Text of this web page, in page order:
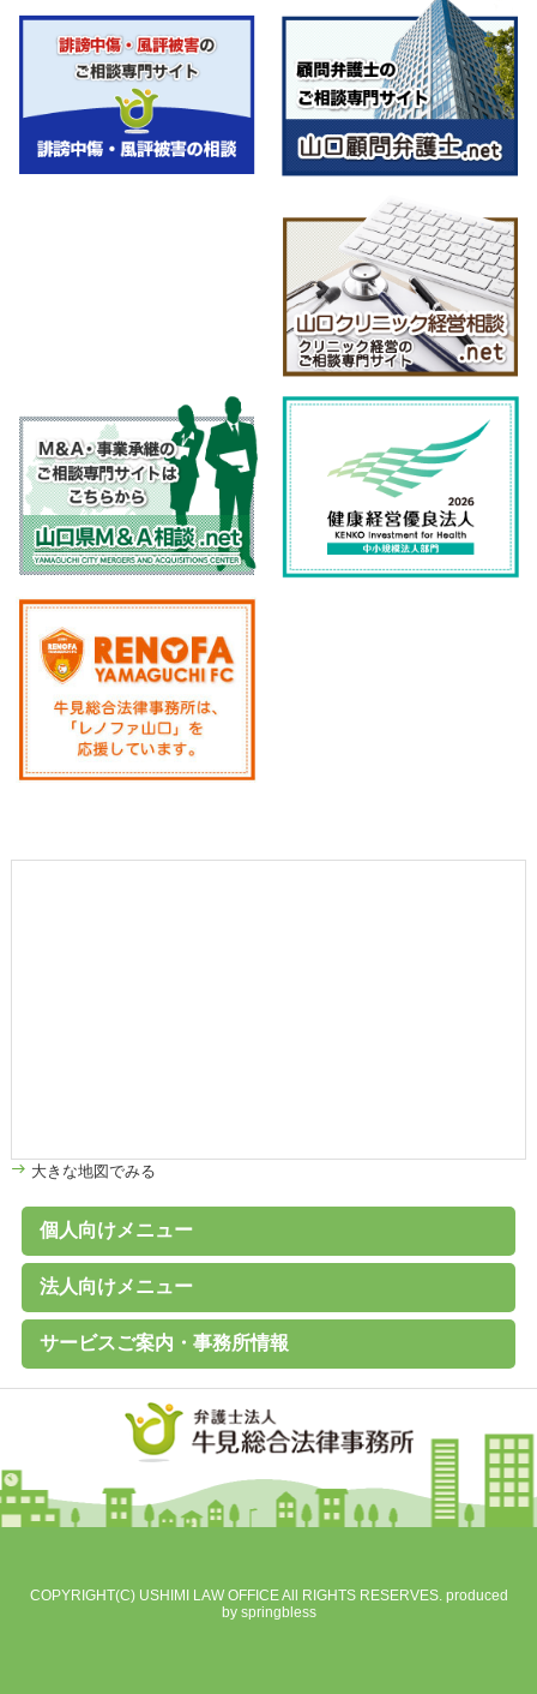
大きな地図でみる
個人向けメニュー
個人のお客様へ
家計診断・ライフプランアドバイス
債務整理（任意整理、個人再生、破産、過払い金の取戻し）
離婚その他家族の問題
高齢者の財産管理（後見、保佐、補助など）
遺言書作成、遺産分割、相続税対策
交通事故、その他各種事故
労働問題
（未払賃金、不当解雇、労災など）
その他の民事事件
刑事事件 （刑事弁護、被害者支援、告訴）
B型肝炎給付金
C型肝炎給付金
石綿（アスベスト）賠償金
破産に関するQ&A
過払い金に関するQ&A
離婚に関するQ&A
交通事故に関するQ&A
法人向けメニュー
法人のお客様へ
経営・法律顧問サービス
従業員支援プログラム（ＥＡＰ）
経営相談、経営計画作成サポートなど
会社設立、株主総会、代表訴訟、その他会社法務一般
売掛金等の与信管理・債権回収
契約書の作成・チェック
人事労務（就業規則、賃金、解雇など）
訴訟・紛争・クレーム
Ｍ＆Ａ・各種提携、事業承継
事業再生・倒産（民事再生、破産、特別清算）
サービスご案内・事務所情報
事務所案内
基本理念
初回相談（平日）無料
費用見積り無料
料金一覧
よくあるご質問
お客様の声
メールマガジン無料登録
講演・セミナー実績
対応エリア
採用情報
地図
個人情報保護方針
COPYRIGHT(C) USHIMI LAW OFFICE All RIGHTS RESERVES. produced
by springbless